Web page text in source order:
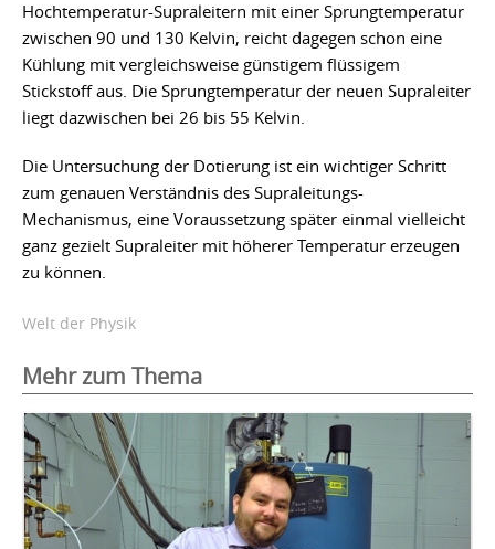
Hochtemperatur-Supraleitern mit einer Sprungtemperatur
zwischen 90 und 130 Kelvin, reicht dagegen schon eine
Kühlung mit vergleichsweise günstigem flüssigem
Stickstoff aus. Die Sprungtemperatur der neuen Supraleiter
liegt dazwischen bei 26 bis 55 Kelvin.
Die Untersuchung der Dotierung ist ein wichtiger Schritt
zum genauen Verständnis des Supraleitungs-
Mechanismus, eine Voraussetzung später einmal vielleicht
ganz gezielt Supraleiter mit höherer Temperatur erzeugen
zu können.
Welt der Physik
Mehr zum Thema